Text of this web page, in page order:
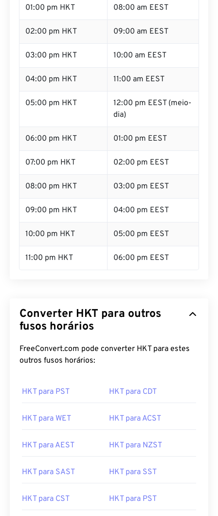
01:00 pm HKT 08:00 am EEST
02:00 pm HKT 09:00 am EEST
03:00 pm HKT 10:00 am EEST
04:00 pm HKT 11:00 am EEST
05:00 pm HKT
12:00 pm EEST (meio-
dia)
06:00 pm HKT 01:00 pm EEST
07:00 pm HKT 02:00 pm EEST
08:00 pm HKT 03:00 pm EEST
09:00 pm HKT 04:00 pm EEST
10:00 pm HKT 05:00 pm EEST
11:00 pm HKT 06:00 pm EEST
Converter HKT para outros
fusos horários
FreeConvert.com pode converter HKT para estes
outros fusos horários:
HKT para PST HKT para CDT
HKT para WET HKT para ACST
HKT para AEST HKT para NZST
HKT para SAST HKT para SST
HKT para CST HKT para PST